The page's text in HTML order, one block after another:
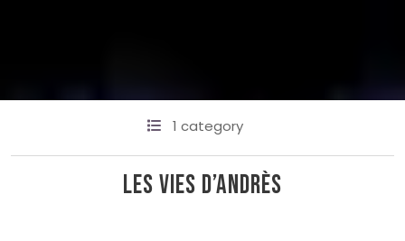
1 category
Les Vies d’Andrès